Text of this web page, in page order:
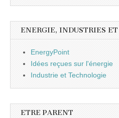
ENERGIE, INDUSTRIES
EnergyPoint
Idées reçues sur l'énergie
Industrie et Technologie
ETRE PARENT